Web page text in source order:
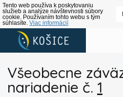
Tento web používa k poskytovaniu
služieb a analýze návštevnosti súbory
cookie. Používaním tohto webu s tým
súhlasíte. Viac informácií
Všeobecne
nariadenie č. 1